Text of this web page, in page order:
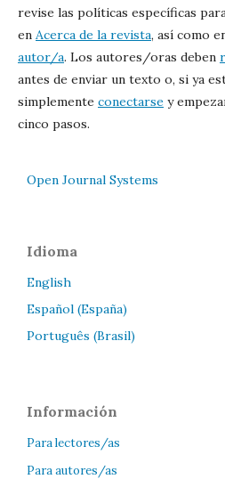
revise las políticas específicas
en Acerca de la revista, así como
autor/a. Los autores/oras deben
antes de enviar un texto o, si ya
simplemente conectarse y
cinco pasos.
Open Journal Systems
Idioma
English
Español (España)
Português (Brasil)
Información
Para lectores/as
Para autores/as